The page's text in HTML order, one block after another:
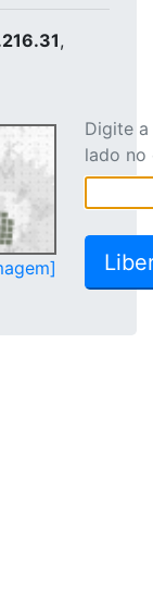
,
Digite
lado no